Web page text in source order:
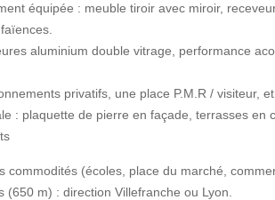
équipée : meuble tiroir avec miroir,
aluminium double vitrage, performance
privatifs, une place P.M.R / visiteur,
: plaquette de pierre en façade, terrasses en
commodités (écoles, place du marché,
(650 m) : direction Villefranche ou Lyon.